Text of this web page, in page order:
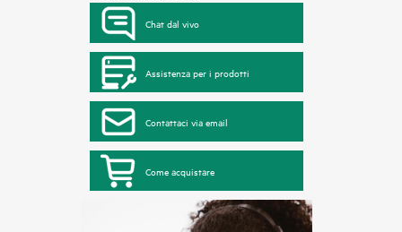
Chat dal vivo
Assistenza per i prodotti
Contattaci via email
Come acquistare